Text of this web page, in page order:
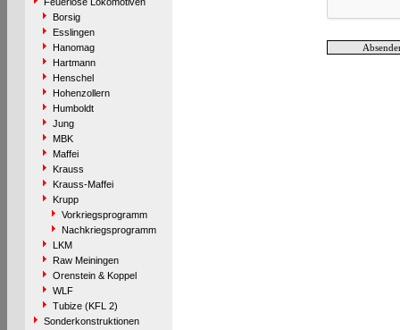
Borsig
Esslingen
Hanomag
Hartmann
Henschel
Hohenzollern
Humboldt
Jung
MBK
Maffei
Krauss
Krauss-Maffei
Krupp
Vorkriegsprogramm
Nachkriegsprogramm
LKM
Raw Meiningen
Orenstein & Koppel
WLF
Tubize (KFL 2)
Sonderkonstruktionen